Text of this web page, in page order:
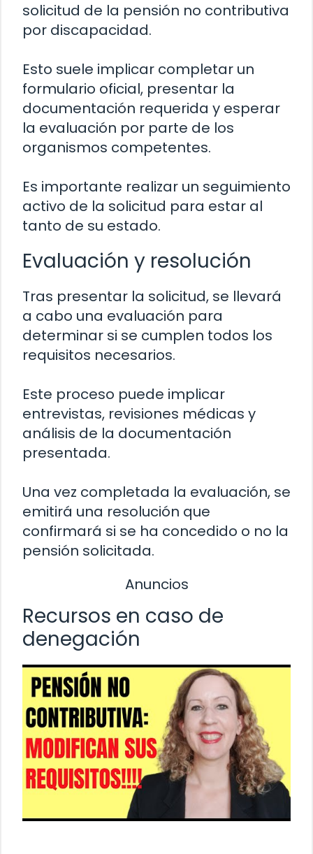
solicitud de la pensión no contributiva
por discapacidad.
Esto suele implicar completar un
formulario oficial, presentar la
documentación requerida y esperar
la evaluación por parte de los
organismos competentes.
Es importante realizar un seguimiento
activo de la solicitud para estar al
tanto de su estado.
Evaluación y resolución
Tras presentar la solicitud, se llevará
a cabo una evaluación para
determinar si se cumplen todos los
requisitos necesarios.
Este proceso puede implicar
entrevistas, revisiones médicas y
análisis de la documentación
presentada.
Una vez completada la evaluación, se
emitirá una resolución que
confirmará si se ha concedido o no la
pensión solicitada.
Anuncios
Recursos en caso de
denegación